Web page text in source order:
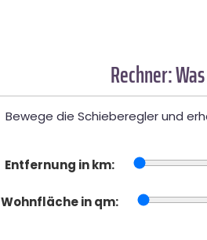
Rechner:
Bewege die Schieberegler und
Entfernung in km:
Wohnfläche in qm: